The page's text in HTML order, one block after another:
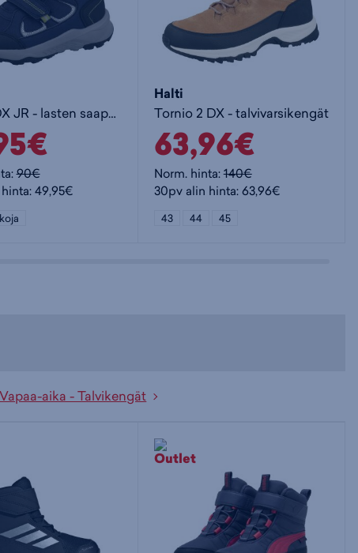
Reiss 3 DX JR - lasten saappaat
90€
49,95€
Halti
Tornio 2 DX - talvivarsikengät
63,96€
Norm. hinta:140€
30pv alin hinta: 63,96€
43 44 45
Vapaa-aika - Talvikengät